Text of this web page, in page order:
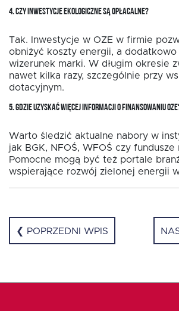
4. CZY INWESTYCJE EKOLOGICZNE SĄ OPŁACALNE?
Tak. Inwestycje w OZE w firmie
obniżyć koszty energii, a dodatkowo
wizerunek marki. W długim okresie
nawet kilka razy, szczególnie przy
dotacyjnym.
5. GDZIE UZYSKAĆ WIĘCEJ INFORMACJI O FINANSOWANIU
Warto śledzić aktualne nabory w
jak BGK, NFOŚ, WFOŚ czy fundusze
Pomocne mogą być też portale
wspierające rozwój zielonej energii
❮ POPRZEDNI WPIS